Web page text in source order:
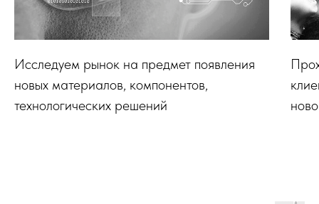
Исследуем рынок на предмет появления
новых материалов, компонентов,
технологических решений